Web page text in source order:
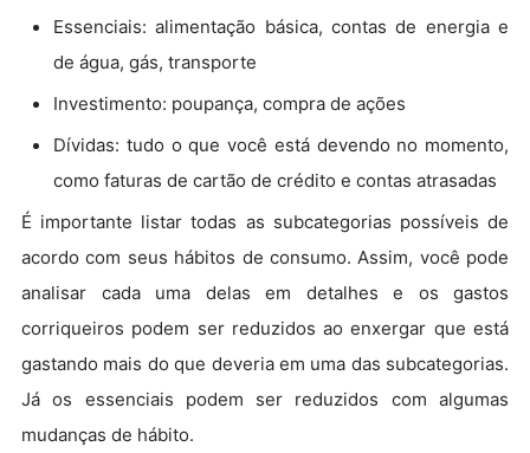
Essenciais: alimentação básica, contas de energia e
de água, gás, transporte
Investimento: poupança, compra de ações
Dívidas: tudo o que você está devendo no momento,
como faturas de cartão de crédito e contas atrasadas
É importante listar todas as subcategorias possíveis de
acordo com seus hábitos de consumo. Assim, você pode
analisar cada uma delas em detalhes e os gastos
corriqueiros podem ser reduzidos ao enxergar que está
gastando mais do que deveria em uma das subcategorias.
Já os essenciais podem ser reduzidos com algumas
mudanças de hábito.